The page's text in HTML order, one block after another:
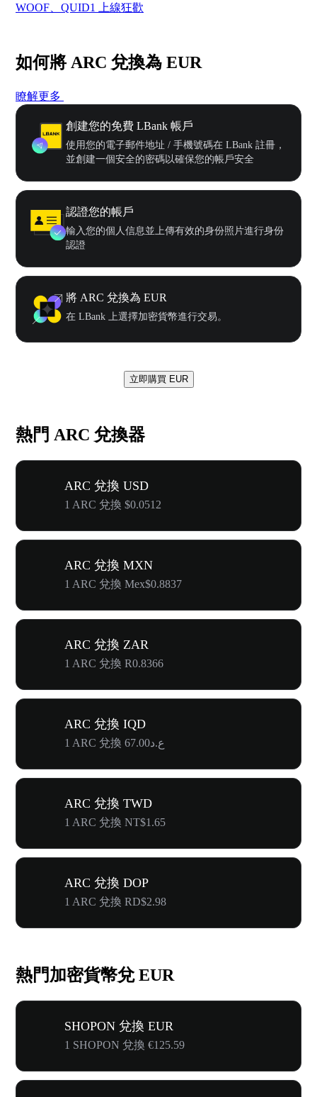
WOOF、QUID1 上線狂歡
如何將 ARC 兌換為 EUR
瞭解更多
創建您的免費 LBank 帳戶
使用您的電子郵件地址 / 手機號碼在 LBank 註冊，
並創建一個安全的密碼以確保您的帳戶安全
認證您的帳戶
輸入您的個人信息並上傳有效的身份照片進行身份
認證
將 ARC 兌換為 EUR
在 LBank 上選擇加密貨幣進行交易。
立即購買 EUR
熱門 ARC 兌換器
ARC 兌換 USD
1 ARC 兌換 $0.0512
ARC 兌換 MXN
1 ARC 兌換 Mex$0.8837
ARC 兌換 ZAR
1 ARC 兌換 R0.8366
ARC 兌換 IQD
1 ARC 兌換 ع.د67.00
ARC 兌換 TWD
1 ARC 兌換 NT$1.65
ARC 兌換 DOP
1 ARC 兌換 RD$2.98
熱門加密貨幣兌 EUR
SHOPON 兌換 EUR
1 SHOPON 兌換 €125.59